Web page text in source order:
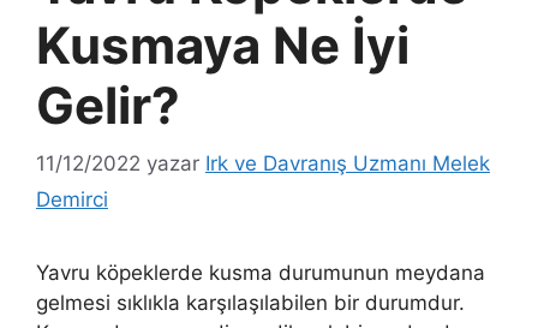
Kusmaya Ne İyi
Gelir?
11/12/2022 yazar Irk ve Davranış Uzmanı Melek
Demirci
Yavru köpeklerde kusma durumunun meydana
gelmesi sıklıkla karşılaşılabilen bir durumdur.